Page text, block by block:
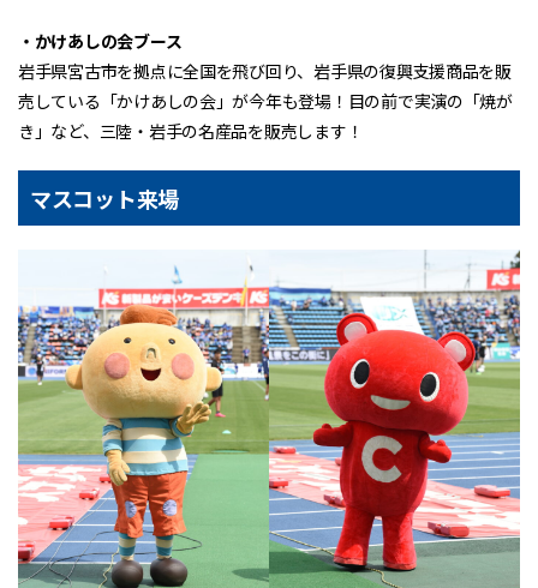
・かけあしの会ブース
岩手県宮古市を拠点に全国を飛び回り、岩手県の復興支援商品を販
売している「かけあしの会」が今年も登場！目の前で実演の「焼が
き」など、三陸・岩手の名産品を販売します！
マスコット来場